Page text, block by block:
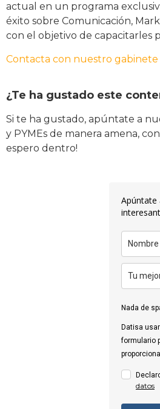
actual en un programa
éxito sobre Comunicación,
con el objetivo de capacitarles
Contacta con nuestro gabinete
¿Te ha gustado este
Si te ha gustado, apúntate a
y PYMEs de manera amena,
espero dentro!
Apúntate
Nada de
Datisa
formulario
datos